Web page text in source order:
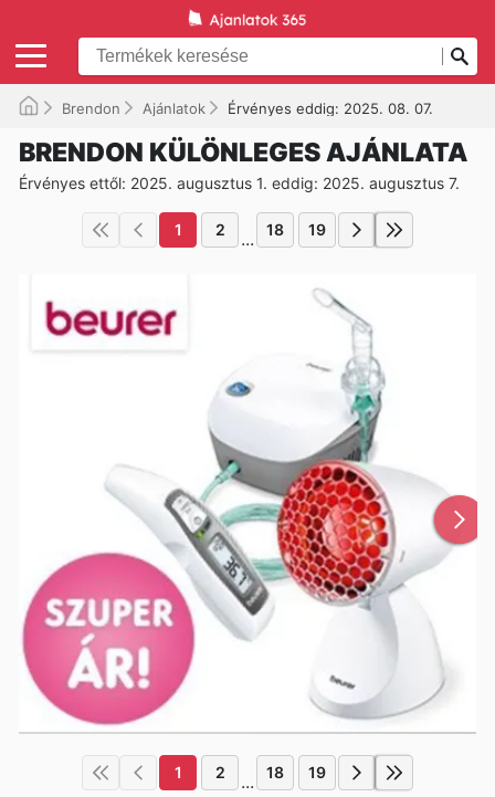
Brendon Ajánlatok Érvényes eddig: 2025. 08. 07.
BRENDON KÜLÖNLEGES AJÁNLATA
Érvényes ettől: 2025. augusztus 1. eddig: 2025. augusztus 7.
1 2 ... 18 19
1 2 ... 18 19